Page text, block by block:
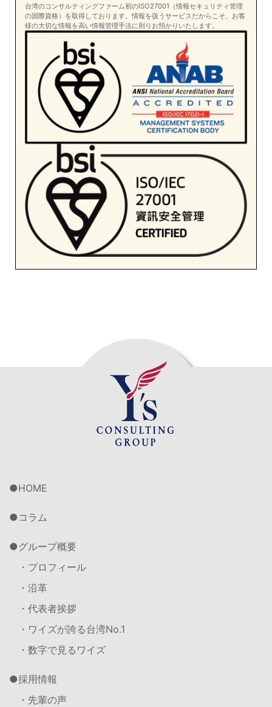
台湾のコンサルティングファーム初のISO27001（情報セキュリティ管理
の国際資格）を取得しております。情報を扱うサービスだからこそ、お客
様の大切な情報を高い情報管理手法に則りお預かりいたします。
HOME
コラム
グループ概要
・プロフィール
・沿革
・代表者挨拶
・ワイズが誇る台湾No.1
・数字で見るワイズ
採用情報
・先輩の声